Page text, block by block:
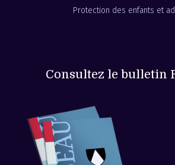
Protection des enfants et
Consultez le bulletin